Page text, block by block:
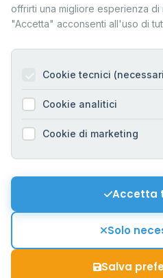
Alto
Contatti
Per gestori
Informazioni
Privacy Policy
Cookie Policy
Mappa del sito
Contattaci
offrirti una migliore esperienza
"Accetta" acconsenti all'uso di
Cookie tecnici
Cookie analitici
Cookie di marketing
Accetta
Solo
Salva